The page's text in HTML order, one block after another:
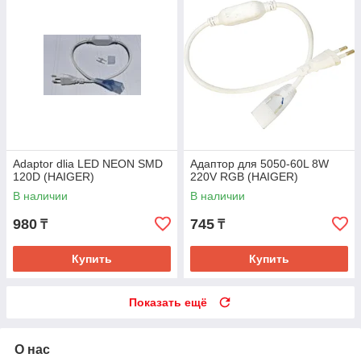
Adaptor dlia LED NEON SMD
120D (HAIGER)
В наличии
980 ₸
Купить
Адаптор для 5050-60L 8W
220V RGB (HAIGER)
В наличии
745 ₸
Купить
Показать ещё
О нас